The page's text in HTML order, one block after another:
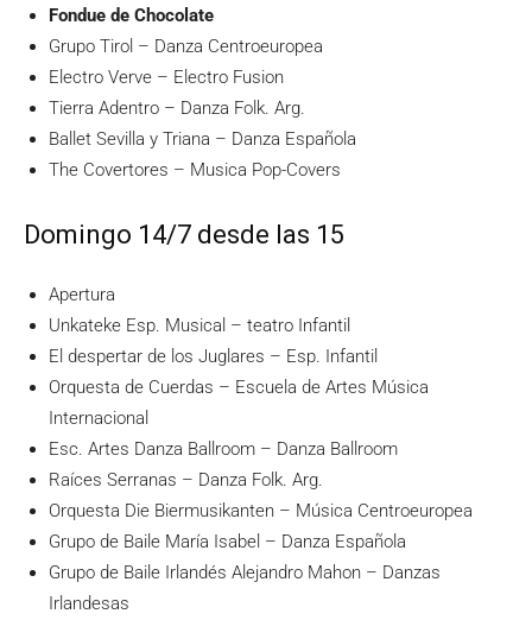
Fondue de Chocolate
Grupo Tirol – Danza Centroeuropea
Electro Verve – Electro Fusion
Tierra Adentro – Danza Folk. Arg.
Ballet Sevilla y Triana – Danza Española
The Covertores – Musica Pop-Covers
Domingo 14/7 desde las 15
Apertura
Unkateke Esp. Musical – teatro Infantil
El despertar de los Juglares – Esp. Infantil
Orquesta de Cuerdas – Escuela de Artes Música
Internacional
Esc. Artes Danza Ballroom – Danza Ballroom
Raíces Serranas – Danza Folk. Arg.
Orquesta Die Biermusikanten – Música Centroeuropea
Grupo de Baile María Isabel – Danza Española
Grupo de Baile Irlandés Alejandro Mahon – Danzas
Irlandesas